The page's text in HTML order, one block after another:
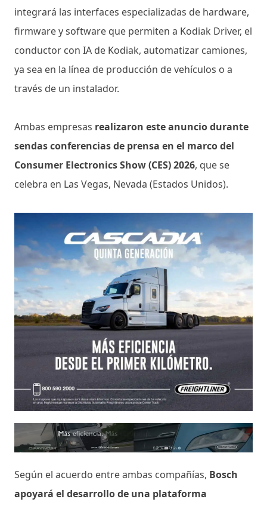
integrará las interfaces especializadas de hardware,
firmware y software que permiten a Kodiak Driver, el
conductor con IA de Kodiak, automatizar camiones,
ya sea en la línea de producción de vehículos o a
través de un instalador.
Ambas empresas realizaron este anuncio durante
sendas conferencias de prensa en el marco del
Consumer Electronics Show (CES) 2026, que se
celebra en Las Vegas, Nevada (Estados Unidos).
Según el acuerdo entre ambas compañías, Bosch
apoyará el desarrollo de una plataforma